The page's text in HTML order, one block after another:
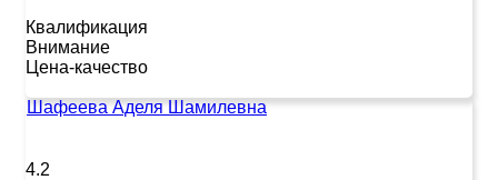
Квалификация
Внимание
Цена-качество
Шафеева Аделя Шамилевна
4.2